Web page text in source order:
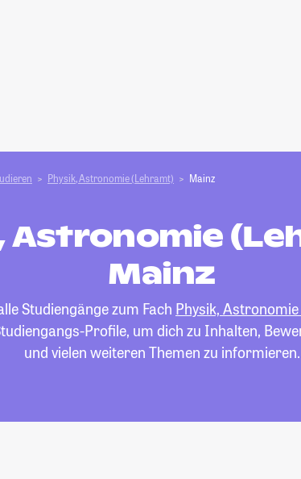
Physik, Astronomie (Lehramt) Mainz
Astronomie
Mainz
Studiengänge zum Fach Physik,
Profile, um dich zu Inhalten,
und vielen weiteren Themen zu informieren.